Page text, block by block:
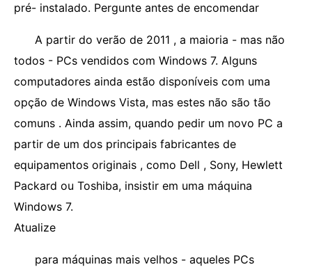
pré- instalado. Pergunte antes de encomendar
A partir do verão de 2011 , a maioria - mas não
todos - PCs vendidos com Windows 7. Alguns
computadores ainda estão disponíveis com uma
opção de Windows Vista, mas estes não são tão
comuns . Ainda assim, quando pedir um novo PC a
partir de um dos principais fabricantes de
equipamentos originais , como Dell , Sony, Hewlett
Packard ou Toshiba, insistir em uma máquina
Windows 7.
Atualize
para máquinas mais velhos - aqueles PCs